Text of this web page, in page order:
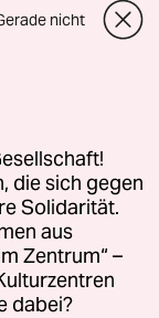
Hast su
der
ehrlich,
bleibt
nicht
die sich gegen
Solidarität.
aus
Zentrum“ –
dabei?